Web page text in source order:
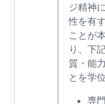
ジ精神
性を有
ことが
り、下
質・能
とを学
専